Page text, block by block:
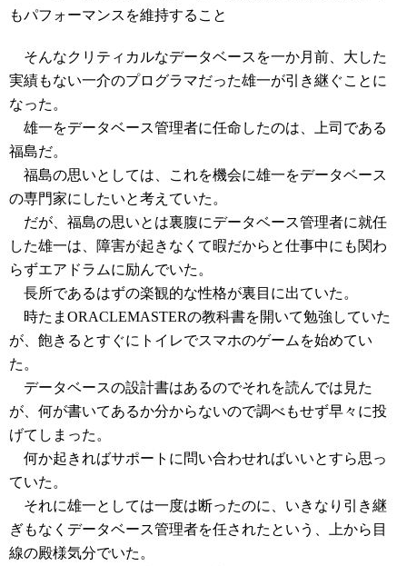
もパフォーマンスを維持すること
そんなクリティカルなデータベースを一か月前、大した
実績もない一介のプログラマだった雄一が引き継ぐことに
なった。
雄一をデータベース管理者に任命したのは、上司である
福島だ。
福島の思いとしては、これを機会に雄一をデータベース
の専門家にしたいと考えていた。
だが、福島の思いとは裏腹にデータベース管理者に就任
した雄一は、障害が起きなくて暇だからと仕事中にも関わ
らずエアドラムに励んでいた。
長所であるはずの楽観的な性格が裏目に出ていた。
時たまORACLEMASTERの教科書を開いて勉強していた
が、飽きるとすぐにトイレでスマホのゲームを始めてい
た。
データベースの設計書はあるのでそれを読んでは見た
が、何が書いてあるか分からないので調べもせず早々に投
げてしまった。
何か起きればサポートに問い合わせればいいとすら思っ
ていた。
それに雄一としては一度は断ったのに、いきなり引き継
ぎもなくデータベース管理者を任されたという、上から目
線の殿様気分でいた。